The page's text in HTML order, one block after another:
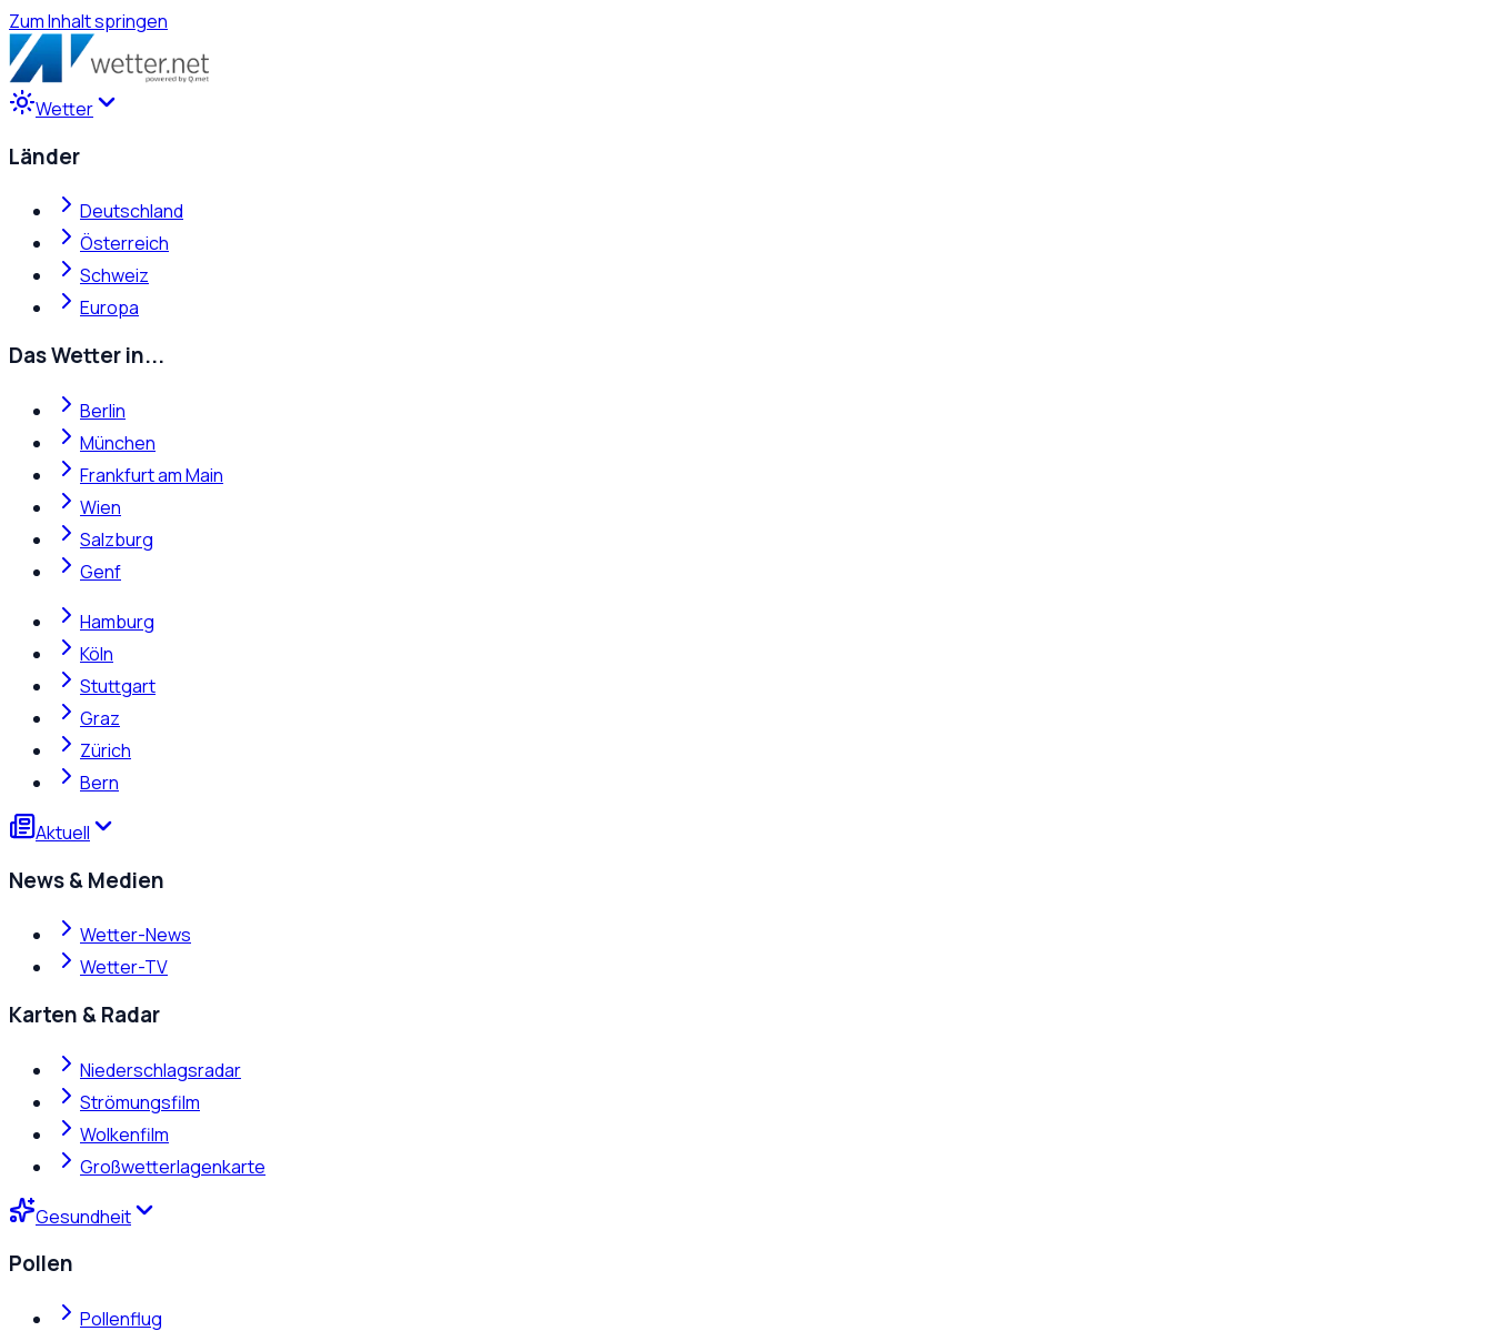
Zum Inhalt springen
Wetter
Länder
Deutschland
Österreich
Schweiz
Europa
Das Wetter in...
Berlin
München
Frankfurt am Main
Wien
Salzburg
Genf
Hamburg
Köln
Stuttgart
Graz
Zürich
Bern
Aktuell
News & Medien
Wetter-News
Wetter-TV
Karten & Radar
Niederschlagsradar
Strömungsfilm
Wolkenfilm
Großwetterlagenkarte
Gesundheit
Pollen
Pollenflug